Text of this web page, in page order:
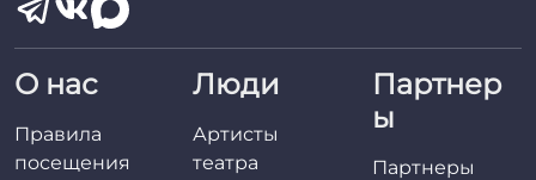
О нас
Правила
посещения
Люди
Артисты
театра
Партнер
ы
Партнеры